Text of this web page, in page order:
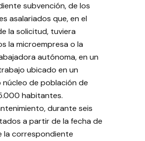
subvención, de los
asalariados que, en el
la solicitud, tuviera
la microempresa o la
autónoma, en un
ubicado en un
núcleo de población de
habitantes.
durante seis
a partir de la fecha de
la correspondiente